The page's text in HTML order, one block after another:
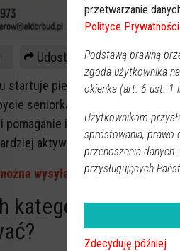
Udostępnij
startuje pierwsza edycja
seniorką czy seniorem to
pomaganie innym. Samorząd
aktywne osoby starsze w
wysyłać od 8 do 30 czerwca.
kategoriach
przetwarzanie
Polityce Prywatności
Podstawą prawną
zgoda użytkownika
okienka (art. 6 ust. 1
Użytkownikom
sprostowania, prawo
przenoszenia
przysługujących
Zdecyduję później